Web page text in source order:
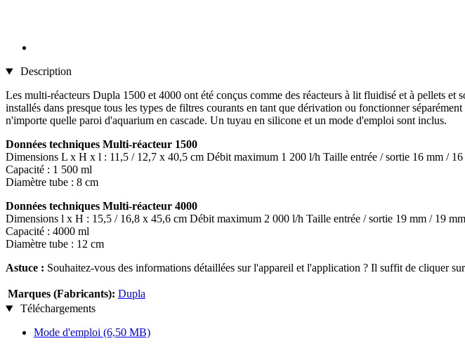
Description
Les multi-réacteurs Dupla 1500 et 4000 ont été conçus comme des réacteurs à lit fluidisé et à pellets
installés dans presque tous les types de filtres courants en tant que dérivation ou fonctionner
n'importe quelle paroi d'aquarium en cascade. Un tuyau en silicone et un mode d'emploi sont inclus.
Données techniques Multi-réacteur 1500
Dimensions L x H x l : 11,5 / 12,7 x 40,5 cm Débit maximum 1 200 l/h Taille entrée / sortie 16 mm / 16
Capacité : 1 500 ml
Diamètre tube : 8 cm
Données techniques Multi-réacteur 4000
Dimensions l x H : 15,5 / 16,8 x 45,6 cm Débit maximum 2 000 l/h Taille entrée / sortie 19 mm / 19 mm
Capacité : 4000 ml
Diamètre tube : 12 cm
Astuce : Souhaitez-vous des informations détaillées sur l'appareil et l'application ? Il suffit de cliquer
Marques (Fabricants): Dupla
Téléchargements
Mode d'emploi (6,50 MB)